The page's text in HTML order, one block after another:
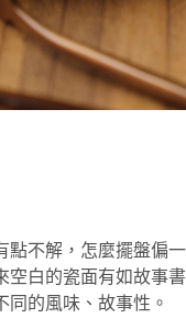
點不解，怎麼擺盤偏一
空白的瓷面有如故事書
的風味、故事性。